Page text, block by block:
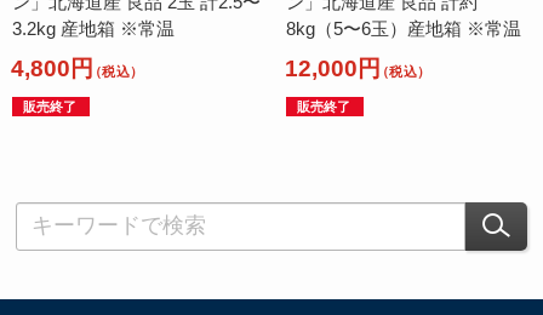
3.2kg 産地箱 ※常温
4,800円（税込）
販売終了
8kg（5〜6玉）産地箱 ※常温
12,000円（税込）
販売終了